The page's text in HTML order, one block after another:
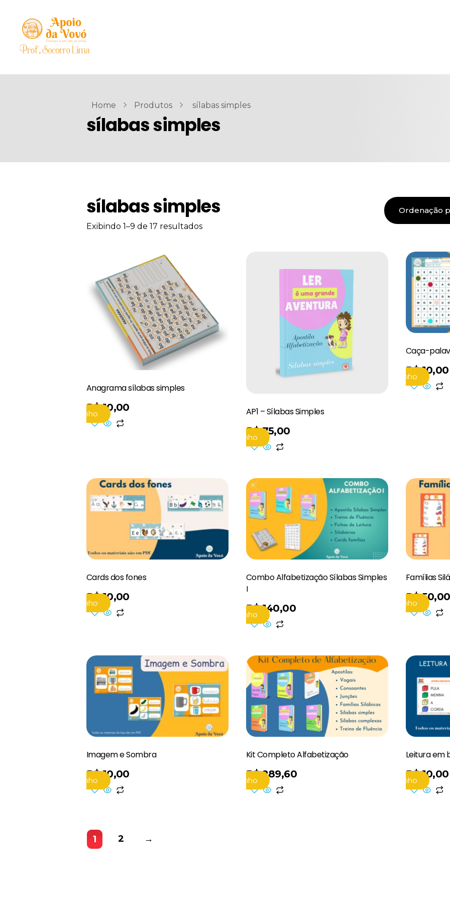
Home Produtos sílabas simples
sílabas simples
sílabas simples
Exibindo 1–9 de 17 resultados
Anagrama sílabas simples
R$ 10,00
Adicionar Ao Carrinho AP1 – Sílabas Simples
R$ 75,00
Adicionar Ao Carrinho
Caça-
R$ 10,00
Adicionar Ao Carrinho
Cards dos fones
R$ 10,00
Adicionar Ao Carrinho
Combo Alfabetização Sílabas Simples
I
R$ 140,00
Adicionar Ao Carrinho
Famílias
R$ 50,00
Adicionar Ao Carrinho
Imagem e Sombra
R$ 10,00
Adicionar Ao Carrinho
Kit Completo Alfabetização
R$ 289,60
Adicionar Ao Carrinho
Leitura em
R$ 10,00
Adicionar Ao Carrinho
1 2 →